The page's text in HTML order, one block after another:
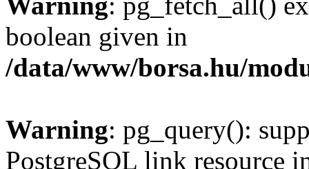
boolean given in
/data/www/borsa.hu/
Warning: pg_query():
PostgreSQL link resource